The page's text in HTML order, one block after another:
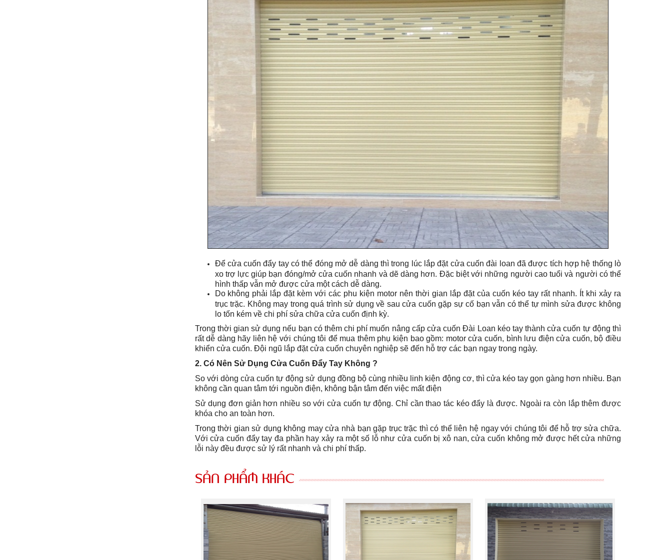
Để cửa cuốn đẩy tay có thể đóng mở dễ dàng thì trong lúc lắp đặt cửa cuốn đài loan đã được tích hợp hệ thống lò
xo trợ lực giúp bạn đóng/mở cửa cuốn nhanh và dẽ dàng hơn. Đặc biệt với những người cao tuổi và người có thể
hình thấp vẫn mở được cửa một cách dễ dàng.
Do không phải lắp đặt kèm với các phu kiện motor nên thời gian lắp đặt của cuốn kéo tay rất nhanh. Ít khi xảy ra
trục trặc. Không may trong quá trình sử dụng về sau cửa cuốn gặp sự cố bạn vẫn có thể tự mình sửa được không
lo tốn kém về chi phí sửa chữa cửa cuốn định kỳ.
Trong thời gian sử dụng nếu bạn có thêm chi phí muốn nâng cấp cửa cuốn Đài Loan kéo tay thành cửa cuốn tự động thì
rất dễ dàng hãy liên hệ với chúng tôi để mua thêm phụ kiện bao gồm: motor cửa cuốn, bình lưu điện cửa cuốn, bộ điều
khiển cửa cuốn. Đội ngũ lắp đặt cửa cuốn chuyên nghiệp sẽ đến hỗ trợ các bạn ngay trong ngày.
2. Có Nên Sử Dụng Cửa Cuốn Đẩy Tay Không ?
So với dòng cửa cuốn tự động sử dụng đồng bộ cùng nhiều linh kiện động cơ, thì cửa kéo tay gọn gàng hơn nhiều. Bạn
không cần quan tâm tới nguồn điện, không bận tâm đến việc mất điện
Sử dụng đơn giản hơn nhiều so với cửa cuốn tự động. Chỉ cần thao tác kéo đẩy là được. Ngoài ra còn lắp thêm được
khóa cho an toàn hơn.
Trong thời gian sử dụng không may cửa nhà bạn gặp trục trặc thì có thể liên hệ ngay với chúng tôi để hỗ trợ sửa chữa.
Với cửa cuốn đẩy tay đa phần hay xảy ra một số lỗ như cửa cuốn bị xô nan, cửa cuốn không mở được hết cửa những
lỗi này đều được sử lý rất nhanh và chi phí thấp.
SẢN PHẨM KHÁC